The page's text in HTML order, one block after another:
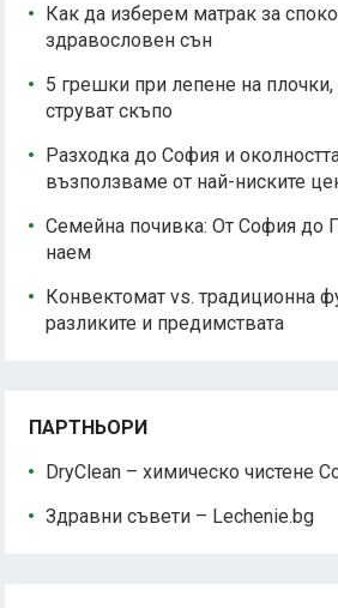
Как да изберем матрак за
здравословен сън
5 грешки при лепене на
струват скъпо
Разходка до София и
възползваме от най-ниските
Семейна почивка: От София до
наем
Конвектомат vs. традиционна
разликите и предимствата
ПАРТНЬОРИ
DryClean – химическо чистене
Здравни съвети – Lechenie.bg